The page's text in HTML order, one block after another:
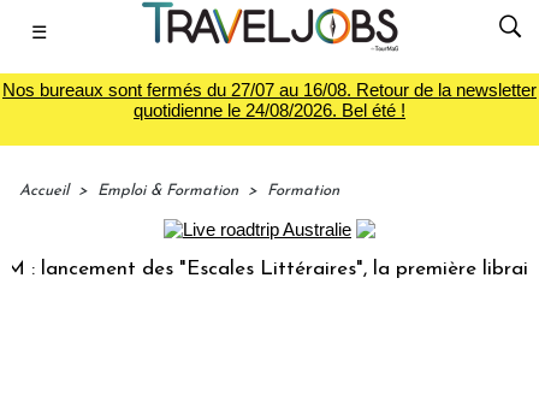
☰
Nos bureaux sont fermés du 27/07 au 16/08. Retour de la newsletter
quotidienne le 24/08/2026. Bel été !
Accueil > Emploi & Formation > Formation
des "Escales Littéraires", la première librairie du